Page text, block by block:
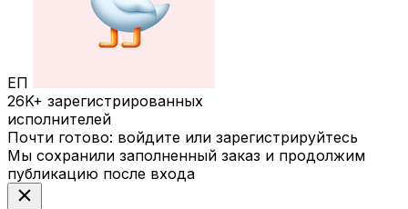
ЕП
26K+ зарегистрированных
исполнителей
Почти готово: войдите или зарегистрируйтесь
Мы сохранили заполненный заказ и продолжим
публикацию после входа
close